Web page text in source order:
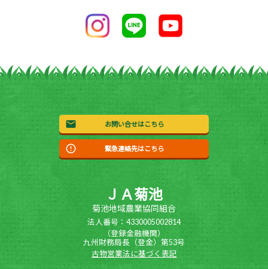
お問い合せはこちら
緊急連絡先はこちら
ＪＡ菊池
菊池地域農業協同組合
法人番号：4330005002814
（登録金融機関）
九州財務局長（登金）第53号
古物営業法に基づく表記